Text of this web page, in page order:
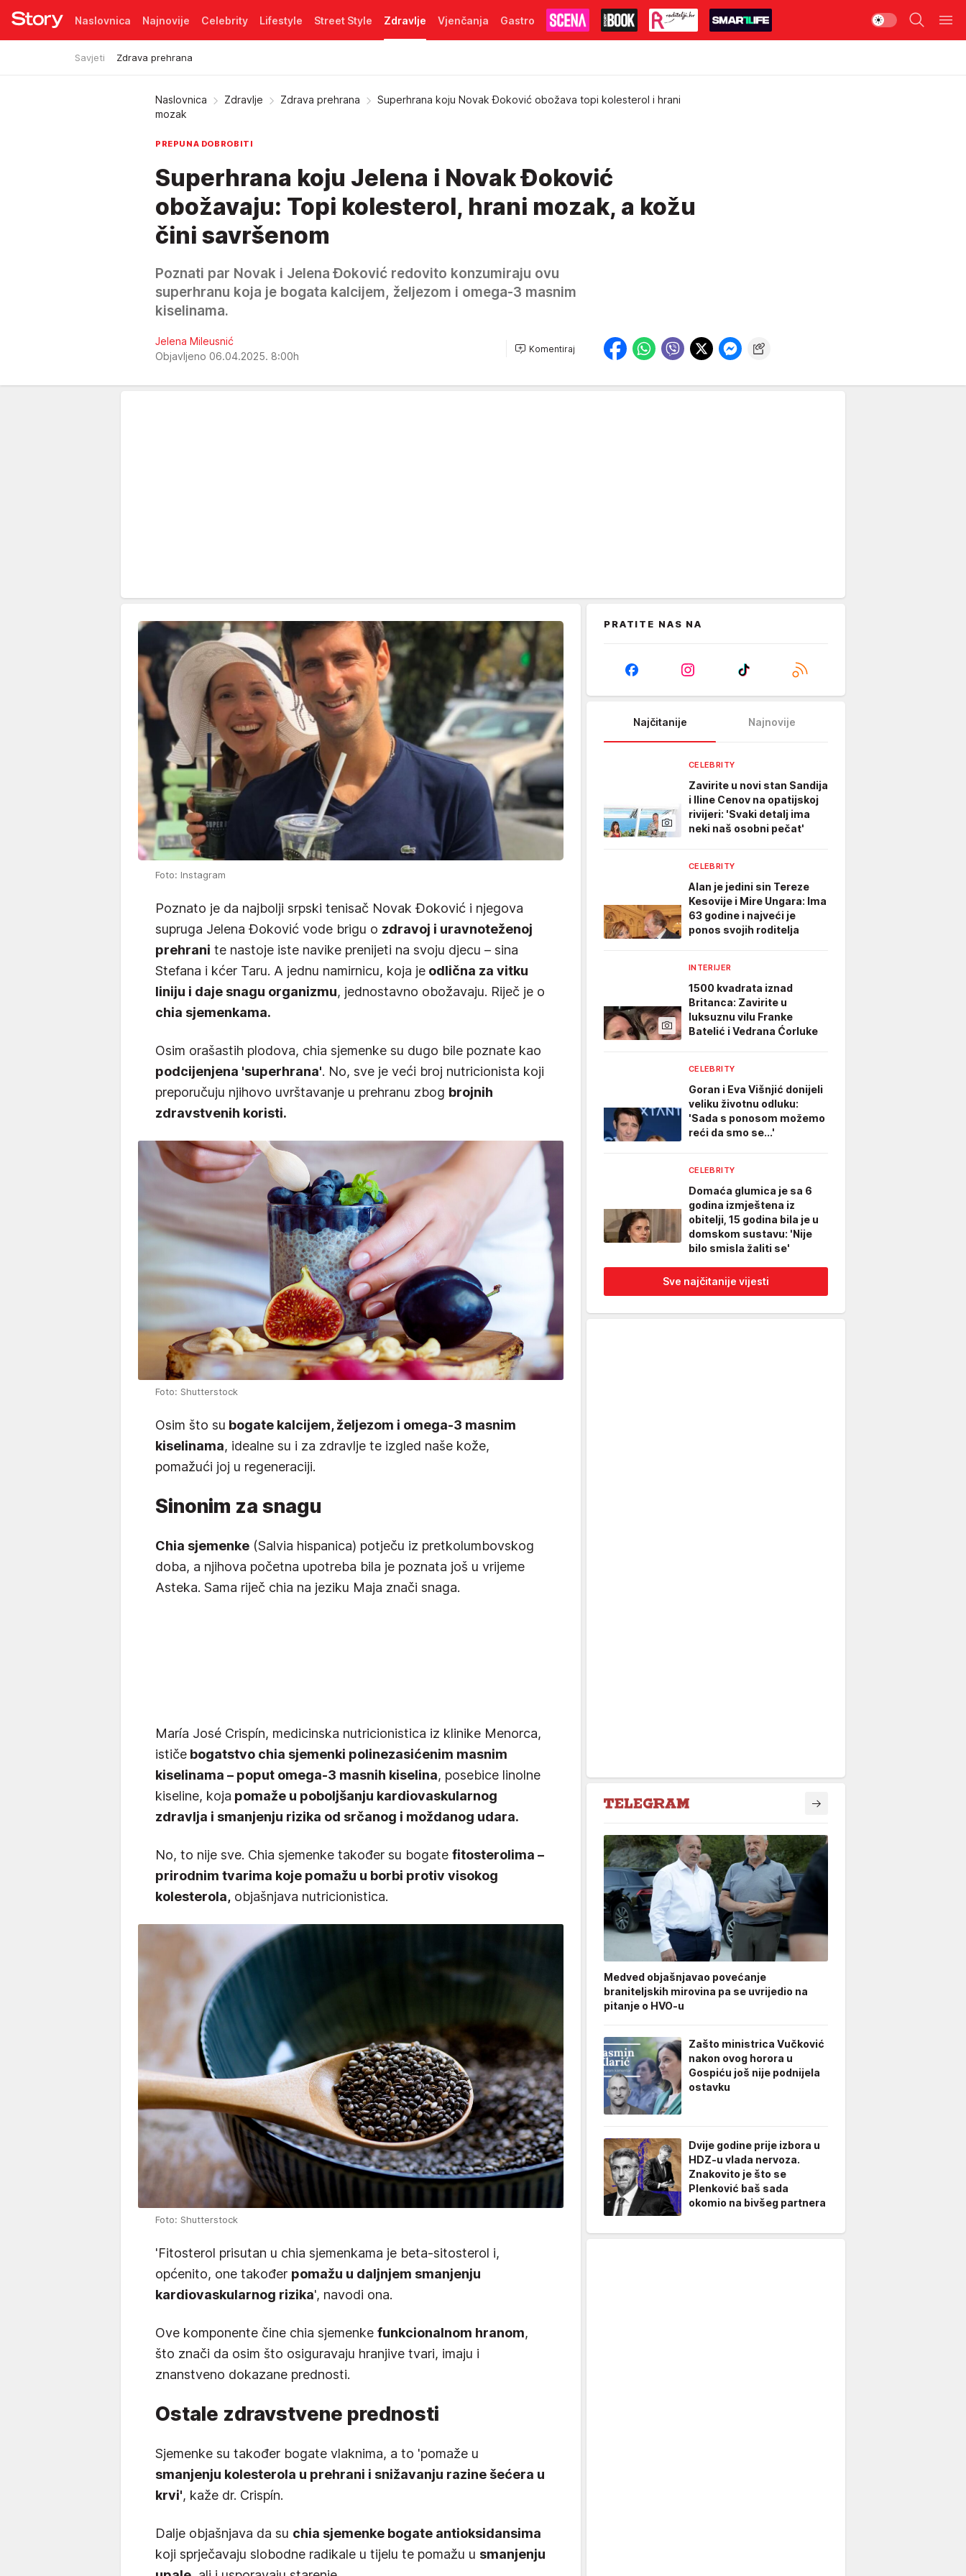
Naslovnica Najnovije Celebrity Lifestyle Street Style Zdravlje
Savjeti Zdrava prehrana
Vjenčanja Gastro
Pretplata
Naslovnica Zdravlje Zdrava prehrana
Superhrana koju Novak Đoković obožava topi kolesterol i hrani
mozak
PREPUNA DOBROBITI
Superhrana koju Jelena i Novak Đoković
obožavaju: Topi kolesterol, hrani mozak, a kožu
čini savršenom
Poznati par Novak i Jelena Đoković redovito konzumiraju ovu
superhranu koja je bogata kalcijem, željezom i omega-3 masnim
kiselinama.
Jelena Mileusnić
Objavljeno 06.04.2025. 8:00h
Komentiraj
Foto: Instagram
Poznato je da najbolji srpski tenisač Novak Đoković i njegova
supruga Jelena Đoković vode brigu o zdravoj i uravnoteženoj
prehrani te nastoje iste navike prenijeti na svoju djecu – sina
Stefana i kćer Taru. A jednu namirnicu, koja je odlična za vitku
liniju i daje snagu organizmu, jednostavno obožavaju. Riječ je o
chia sjemenkama.
Osim orašastih plodova, chia sjemenke su dugo bile poznate kao
podcijenjena 'superhrana'. No, sve je veći broj nutricionista koji
preporučuju njihovo uvrštavanje u prehranu zbog brojnih
zdravstvenih koristi.
Foto: Shutterstock
Osim što su bogate kalcijem, željezom i omega-3 masnim
kiselinama, idealne su i za zdravlje te izgled naše kože,
pomažući joj u regeneraciji.
Sinonim za snagu
Chia sjemenke (Salvia hispanica) potječu iz pretkolumbovskog
doba, a njihova početna upotreba bila je poznata još u vrijeme
Asteka. Sama riječ chia na jeziku Maja znači snaga.
María José Crispín, medicinska nutricionistica iz klinike Menorca,
ističe bogatstvo chia sjemenki polinezasićenim masnim
kiselinama – poput omega-3 masnih kiselina, posebice linolne
kiseline, koja pomaže u poboljšanju kardiovaskularnog
zdravlja i smanjenju rizika od srčanog i moždanog udara.
No, to nije sve. Chia sjemenke također su bogate fitosterolima –
prirodnim tvarima koje pomažu u borbi protiv visokog
kolesterola, objašnjava nutricionistica.
Foto: Shutterstock
'Fitosterol prisutan u chia sjemenkama je beta-sitosterol i,
općenito, one također pomažu u daljnjem smanjenju
kardiovaskularnog rizika', navodi ona.
Ove komponente čine chia sjemenke funkcionalnom hranom,
što znači da osim što osiguravaju hranjive tvari, imaju i
znanstveno dokazane prednosti.
Ostale zdravstvene prednosti
Sjemenke su također bogate vlaknima, a to 'pomaže u
smanjenju kolesterola u prehrani i snižavanju razine šećera u
krvi', kaže dr. Crispín.
Dalje objašnjava da su chia sjemenke bogate antioksidansima
koji sprječavaju slobodne radikale u tijelu te pomažu u smanjenju
PRATITE NAS NA
Najčitanije Najnovije
CELEBRITY
Zavirite u novi stan Sandija
i Iline Cenov na opatijskoj
rivijeri: 'Svaki detalj ima
neki naš osobni pečat'
CELEBRITY
Alan je jedini sin Tereze
Kesovije i Mire Ungara: Ima
63 godine i najveći je
ponos svojih roditelja
INTERIJER
1500 kvadrata iznad
Britanca: Zavirite u
luksuznu vilu Franke
Batelić i Vedrana Ćorluke
CELEBRITY
Goran i Eva Višnjić donijeli
veliku životnu odluku:
'Sada s ponosom možemo
reći da smo se...'
CELEBRITY
Domaća glumica je sa 6
godina izmještena iz
obitelji, 15 godina bila je u
domskom sustavu: 'Nije
bilo smisla žaliti se'
Sve najčitanije vijesti
Medved objašnjavao povećanje
braniteljskih mirovina pa se uvrijedio na
pitanje o HVO-u
Zašto ministrica Vučković
nakon ovog horora u
Gospiću još nije podnijela
ostavku
Dvije godine prije izbora u
HDZ-u vlada nervoza.
Znakovito je što se
Plenković baš sada
okomio na bivšeg partnera